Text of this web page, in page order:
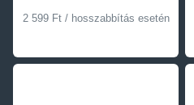
2 599 Ft / hosszabbítás esetén